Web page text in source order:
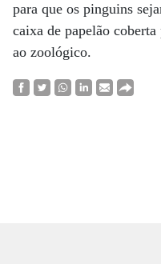
para que os pinguins
caixa de papelão
ao zoológico.